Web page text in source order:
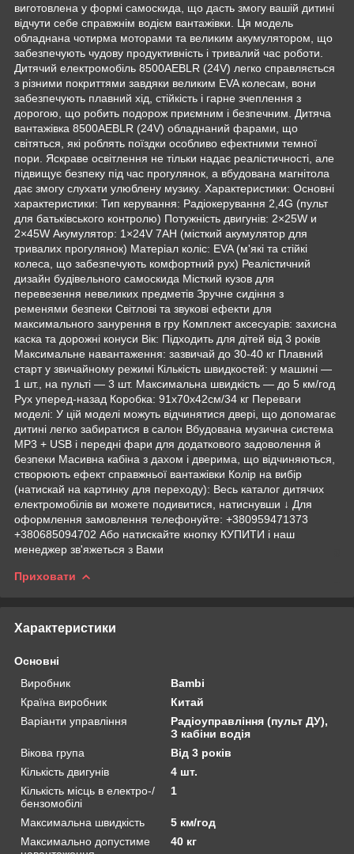
виготовлена у формі самоскида, що дасть змогу вашій дитині
відчути себе справжнім водієм вантажівки. Ця модель
обладнана чотирма моторами та великим акумулятором, що
забезпечують чудову продуктивність і тривалий час роботи.
Дитячий електромобіль 8500AEBLR (24V) легко справляється
з різними покриттями завдяки великим EVA колесам, вони
забезпечують плавний хід, стійкість і гарне зчеплення з
дорогою, що робить подорож приємним і безпечним. Дитяча
вантажівка 8500AEBLR (24V) обладнаний фарами, що
світяться, які роблять поїздки особливо ефектними темної
пори. Яскраве освітлення не тільки надає реалістичності, але
підвищує безпеку під час прогулянок, а вбудована магнітола
дає змогу слухати улюблену музику. Характеристики: Основні
характеристики: Тип керування: Радіокерування 2,4G (пульт
для батьківського контролю) Потужність двигунів: 2×25W и
2×45W Акумулятор: 1×24V 7AH (місткий акумулятор для
тривалих прогулянок) Матеріал коліс: EVA (м'які та стійкі
колеса, що забезпечують комфортний рух) Реалістичний
дизайн будівельного самоскида Місткий кузов для
перевезення невеликих предметів Зручне сидіння з
ременями безпеки Світлові та звукові ефекти для
максимального занурення в гру Комплект аксесуарів: захисна
каска та дорожні конуси Вік: Підходить для дітей від 3 років
Максимальне навантаження: зазвичай до 30-40 кг Плавний
старт у звичайному режимі Кількість швидкостей: у машині —
1 шт., на пульті — 3 шт. Максимальна швидкість — до 5 км/год
Рух уперед-назад Коробка: 91х70х42см/34 кг Переваги
моделі: У цій моделі можуть відчинятися двері, що допомагає
дитині легко забиратися в салон Вбудована музична система
MP3 + USB і передні фари для додаткового задоволення й
безпеки Масивна кабіна з дахом і дверима, що відчиняються,
створюють ефект справжньої вантажівки Колір на вибір
(натискай на картинку для переходу): Весь каталог дитячих
електромобілів ви можете подивитися, натиснувши ↓ Для
оформлення замовлення телефонуйте: +380959471373
+380685094702 Або натискайте кнопку КУПИТИ і наш
менеджер зв'яжеться з Вами
Приховати
Характеристики
Основні
Виробник
Bambi
Країна виробник
Китай
Варіанти управління
Радіоуправління (пульт ДУ),
З кабіни водія
Вікова група
Від 3 років
Кількість двигунів
4 шт.
Кількість місць в електро-/
бензомобілі
1
Максимальна швидкість
5 км/год
Максимально допустиме
40 кг